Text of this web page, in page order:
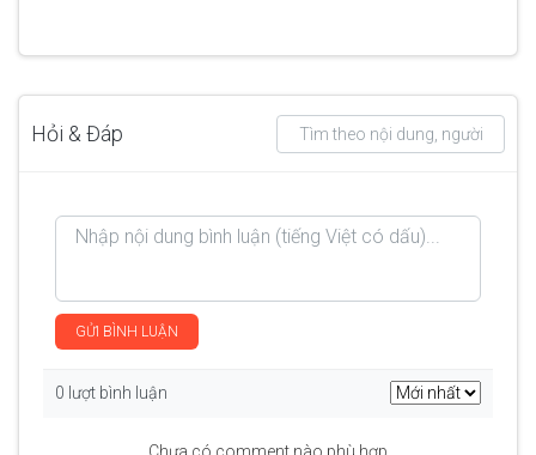
Hỏi & Đáp
GỬI BÌNH LUẬN
0 lượt bình luận
Chưa có comment nào phù hợp